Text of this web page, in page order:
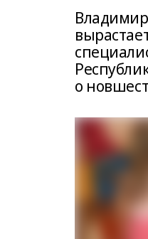
Владимир
о